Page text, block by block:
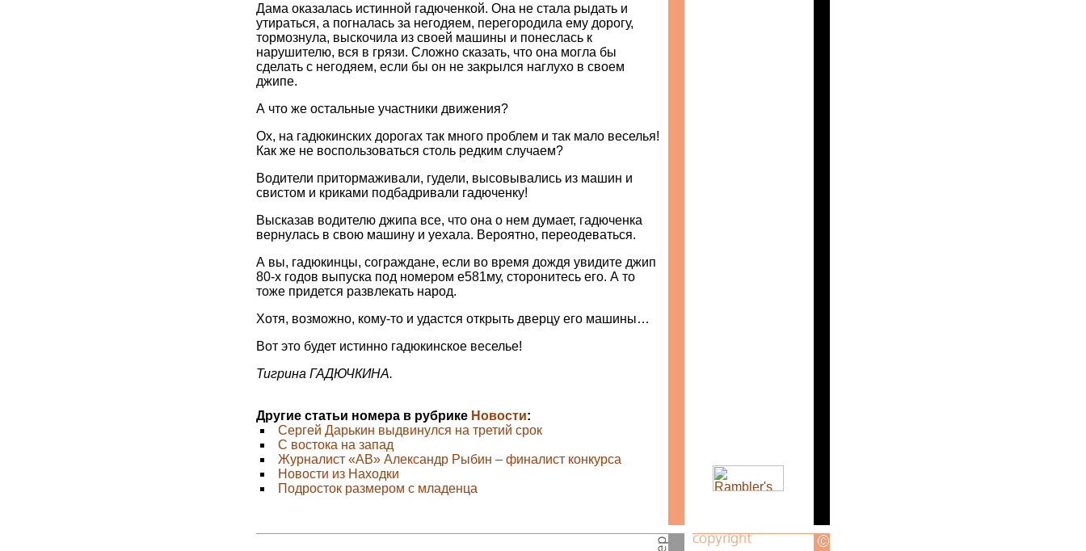
Дама оказалась истинной гадюченкой. Она не стала рыдать и
утираться, а погналась за негодяем, перегородила ему дорогу,
тормознула, выскочила из своей машины и понеслась к
нарушителю, вся в грязи. Сложно сказать, что она могла бы
сделать с негодяем, если бы он не закрылся наглухо в своем
джипе.
А что же остальные участники движения?
Ох, на гадюкинских дорогах так много проблем и так мало веселья!
Как же не воспользоваться столь редким случаем?
Водители притормаживали, гудели, высовывались из машин и
свистом и криками подбадривали гадюченку!
Высказав водителю джипа все, что она о нем думает, гадюченка
вернулась в свою машину и уехала. Вероятно, переодеваться.
А вы, гадюкинцы, сограждане, если во время дождя увидите джип
80-х годов выпуска под номером е581му, сторонитесь его. А то
тоже придется развлекать народ.
Хотя, возможно, кому-то и удастся открыть дверцу его машины…
Вот это будет истинно гадюкинское веселье!
Тигрина ГАДЮЧКИНА.
Другие статьи номера в рубрике Новости:
Сергей Дарькин выдвинулся на третий срок
C востока на запад
Журналист «АВ» Александр Рыбин – финалист конкурса
Новости из Находки
Подросток размером с младенца